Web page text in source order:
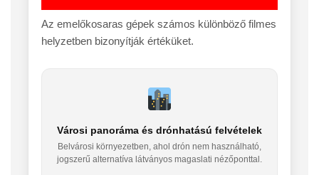
Az emelőkosaras gépek számos különböző filmes
helyzetben bizonyítják értéküket.
Városi panoráma és drónhatású felvételek
Belvárosi környezetben, ahol drón nem használható,
jogszerű alternatíva látványos magaslati nézőponttal.